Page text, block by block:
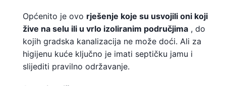
Općenito je ovo rješenje koje su usvojili oni koji
žive na selu ili u vrlo izoliranim područjima , do
kojih gradska kanalizacija ne može doći. Ali za
higijenu kuće ključno je imati septičku jamu i
slijediti pravilno održavanje.